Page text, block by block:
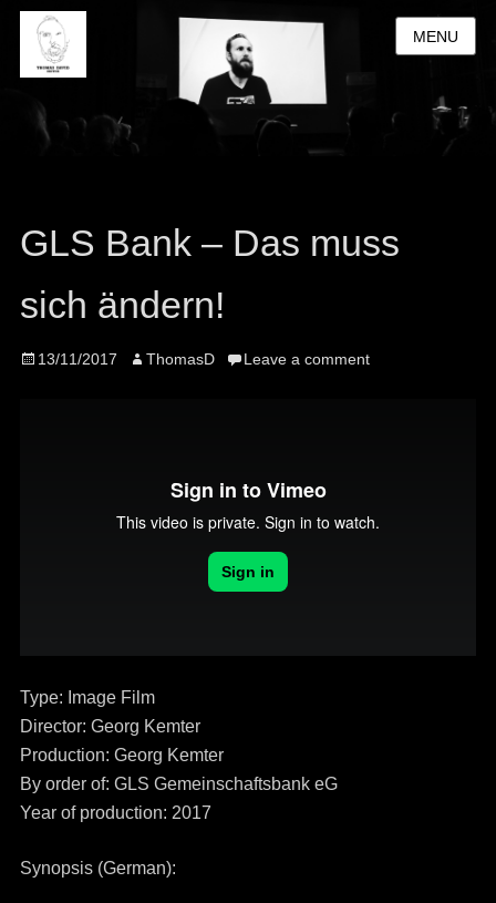
MENU
GLS Bank – Das muss
sich ändern!
Posted
13/11/2017 Author
ThomasD Leave a comment
Type: Image Film
Director: Georg Kemter
Production: Georg Kemter
By order of: GLS Gemeinschaftsbank eG
Year of production: 2017
Synopsis (German):